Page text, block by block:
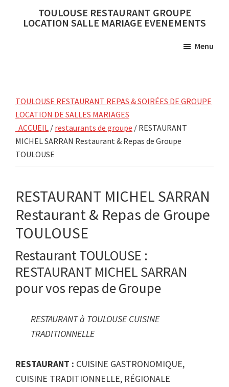
TOULOUSE RESTAURANT GROUPE
LOCATION SALLE MARIAGE EVENEMENTS
Menu
TOULOUSE RESTAURANT REPAS & SOIRÉES DE GROUPE
LOCATION DE SALLES MARIAGES
ACCUEIL / restaurants de groupe / RESTAURANT
MICHEL SARRAN Restaurant & Repas de Groupe
TOULOUSE
RESTAURANT MICHEL SARRAN
Restaurant & Repas de Groupe
TOULOUSE
Restaurant TOULOUSE :
RESTAURANT MICHEL SARRAN
pour vos repas de Groupe
RESTAURANT à TOULOUSE CUISINE
TRADITIONNELLE
RESTAURANT : CUISINE GASTRONOMIQUE,
CUISINE TRADITIONNELLE, RÉGIONALE